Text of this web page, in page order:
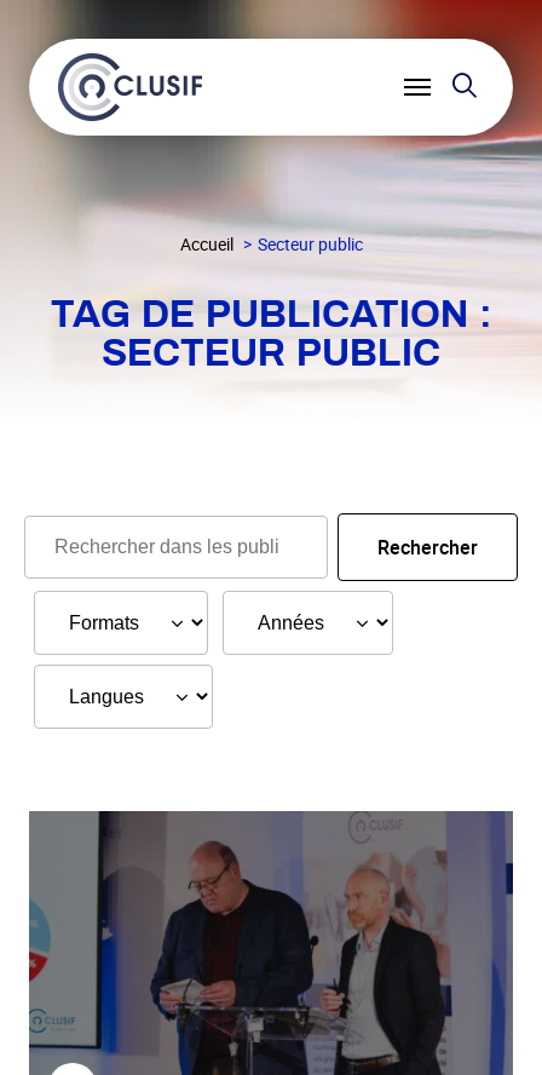
Ouvrir
Accueil Secteur public
TAG DE PUBLICATION :
SECTEUR PUBLIC
Rechercher